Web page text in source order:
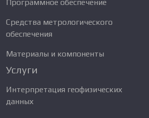
Программное обеспечение
Средства метрологического
обеспечения
Материалы и компоненты
Услуги
Интерпретация геофизических
данных